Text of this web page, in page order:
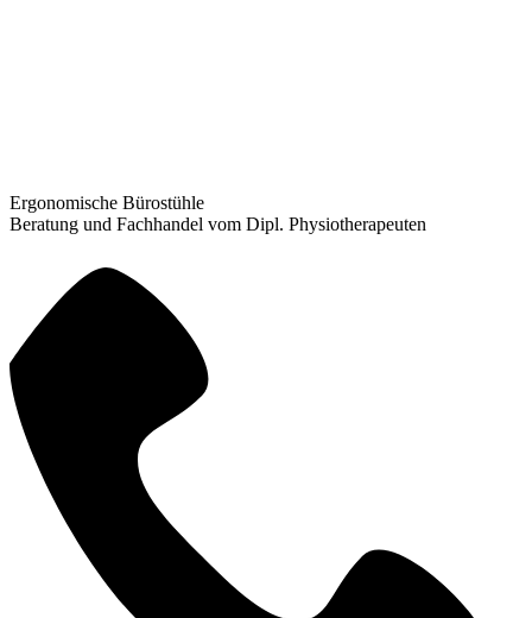
Ergonomische Bürostühle
Beratung und Fachhandel vom Dipl. Physiotherapeuten